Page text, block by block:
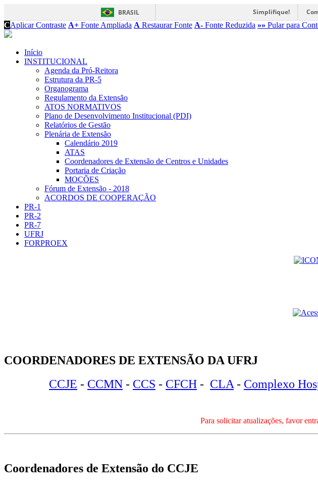
BRASIL Simplifique!
CAplicar Contraste A+ Fonte Ampliada A Restaurar Fonte A- Fonte Reduzida »» Pular para
Início
INSTITUCIONAL
Agenda da Pró-Reitora
Estrutura da PR-5
Organograma
Regulamento da Extensão
ATOS NORMATIVOS
Plano de Desenvolvimento Institucional (PDI)
Relatórios de Gestão
Plenária de Extensão
Calendário 2019
ATAS
Coordenadores de Extensão de Centros e Unidades
Portaria de Criação
MOÇÕES
Fórum de Extensão - 2018
ACORDOS DE COOPERAÇÃO
PR-1
PR-2
PR-7
UFRJ
FORPROEX
COORDENADORES DE EXTENSÃO DA UFRJ
CCJE - CCMN - CCS - CFCH - CLA - Complexo
Para solicitar atualizações, favor
Coordenadores de Extensão do CCJE